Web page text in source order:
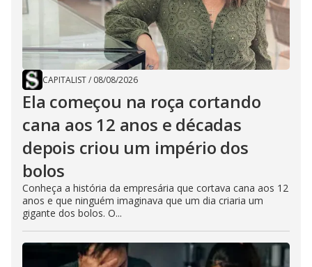
CAPITALIST/ 08/08/2026
Ela começou na roça cortando
cana aos 12 anos e décadas
depois criou um império dos
bolos
Conheça a história da empresária que cortava cana aos 12
anos e que ninguém imaginava que um dia criaria um
gigante dos bolos. O...